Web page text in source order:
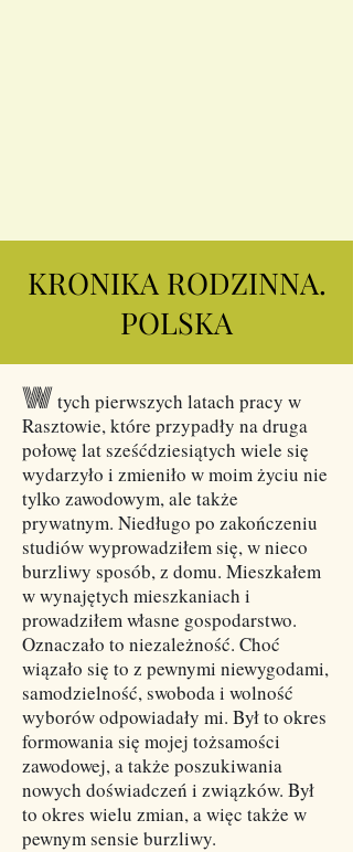
KRONIKA RODZINNA.
POLSKA
Wtych pierwszych latach pracy w
Rasztowie, które przypadły na druga
połowę lat sześćdziesiątych wiele się
wydarzyło i zmieniło w moim życiu nie
tylko zawodowym, ale także
prywatnym. Niedługo po zakończeniu
studiów wyprowadziłem się, w nieco
burzliwy sposób, z domu. Mieszkałem
w wynajętych mieszkaniach i
prowadziłem własne gospodarstwo.
Oznaczało to niezależność. Choć
wiązało się to z pewnymi niewygodami,
samodzielność, swoboda i wolność
wyborów odpowiadały mi. Był to okres
formowania się mojej tożsamości
zawodowej, a także poszukiwania
nowych doświadczeń i związków. Był
to okres wielu zmian, a więc także w
pewnym sensie burzliwy.